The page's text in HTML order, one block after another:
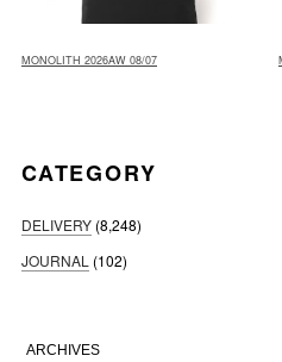
MONOLITH 2026AW 08/07
CATEGORY
DELIVERY (8,248)
JOURNAL (102)